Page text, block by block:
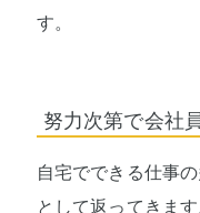
す。
努力次第で会社
自宅でできる仕事
として返ってきま